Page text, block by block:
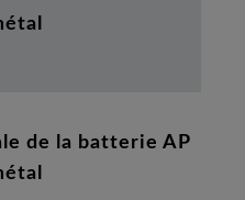
de la batterie AP